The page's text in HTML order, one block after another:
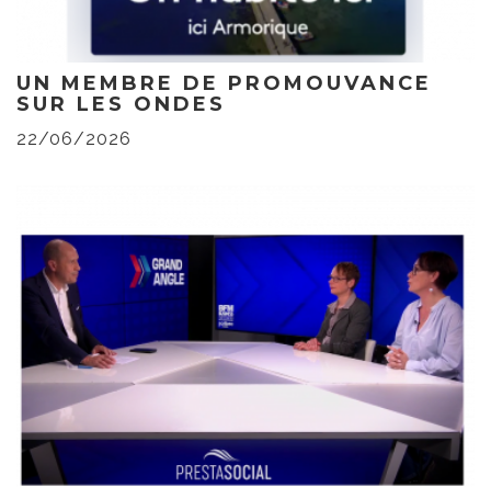
UN MEMBRE DE PROMOUVANCE
SUR LES ONDES
22/06/2026